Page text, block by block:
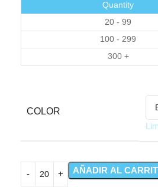
Quantity
20 - 99
100 - 299
300 +
COLOR
AÑADIR AL